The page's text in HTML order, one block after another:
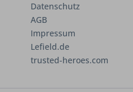
Datenschutz
AGB
Impressum
Lefield.de
trusted-heroes.com